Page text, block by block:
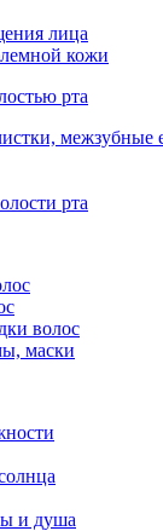
лица
кожи
рта
межзубные
рта
волос
маски
и душа